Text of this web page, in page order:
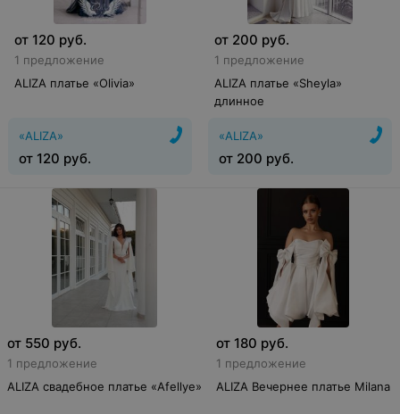
от 120 руб.
1 предложение
ALIZA платье «Olivia»
«ALIZA»
от 120 руб.
от 200 руб.
1 предложение
ALIZA платье «Sheyla»
длинное
«ALIZA»
от 200 руб.
от 550 руб.
1 предложение
ALIZA свадебное платье «Afellye»
от 180 руб.
1 предложение
ALIZA Вечернее платье Milana